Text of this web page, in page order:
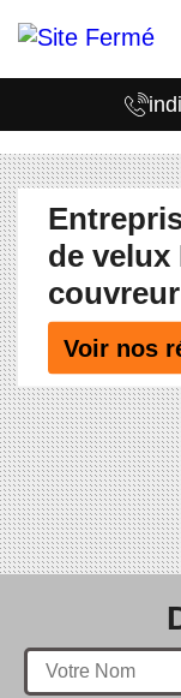
de velux
Voir nos